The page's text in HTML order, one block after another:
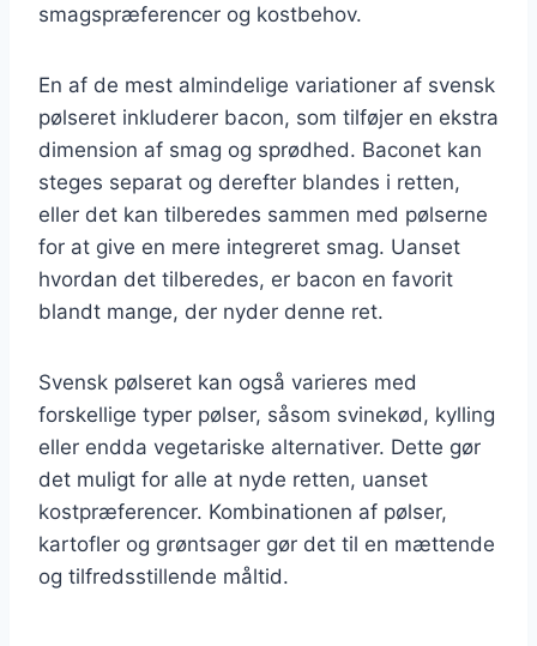
smagspræferencer og kostbehov.
En af de mest almindelige variationer af svensk
pølseret inkluderer bacon, som tilføjer en ekstra
dimension af smag og sprødhed. Baconet kan
steges separat og derefter blandes i retten,
eller det kan tilberedes sammen med pølserne
for at give en mere integreret smag. Uanset
hvordan det tilberedes, er bacon en favorit
blandt mange, der nyder denne ret.
Svensk pølseret kan også varieres med
forskellige typer pølser, såsom svinekød, kylling
eller endda vegetariske alternativer. Dette gør
det muligt for alle at nyde retten, uanset
kostpræferencer. Kombinationen af pølser,
kartofler og grøntsager gør det til en mættende
og tilfredsstillende måltid.